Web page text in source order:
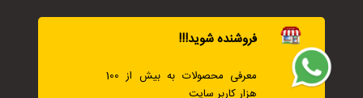
فروشنده شوید!!!
معرفی محصولات به بیش از 100
هزار کاربر سایت